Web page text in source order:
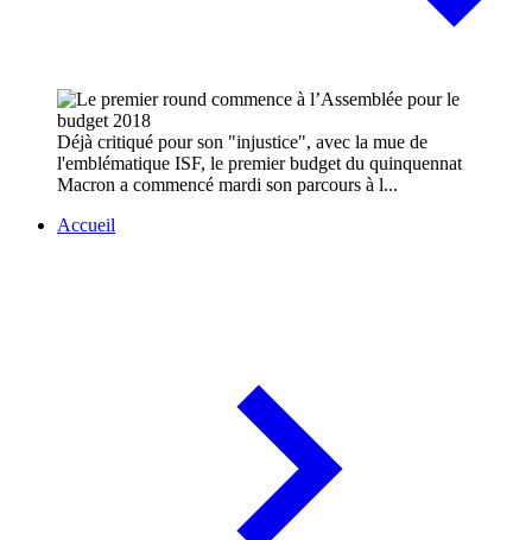
Déjà critiqué pour son "injustice", avec la mue de
l'emblématique ISF, le premier budget du quinquennat
Macron a commencé mardi son parcours à l...
Accueil